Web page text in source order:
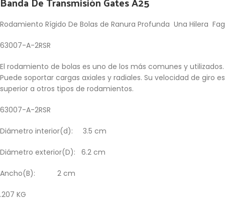
Rodamiento Rígido De Bolas de Ranura Profunda Una Hilera Fag
63007-A-2RSR
El rodamiento de bolas es uno de los más comunes y utilizados.
Puede soportar cargas axiales y radiales. Su velocidad de giro es
superior a otros tipos de rodamientos.
63007-A-2RSR
Diámetro interior(d): 3.5 cm
Diámetro exterior(D): 6.2 cm
Ancho(B): 2 cm
.207 KG